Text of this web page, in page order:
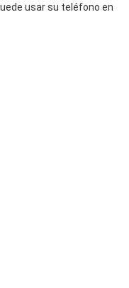
usar su teléfono en